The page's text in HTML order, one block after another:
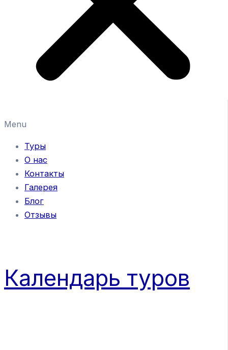
Menu
Туры
О нас
Контакты
Галерея
Блог
Отзывы
Календарь туров